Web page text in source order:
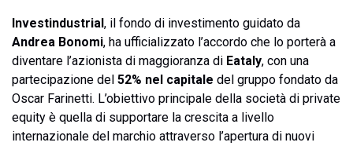
Investindustrial, il fondo di investimento guidato da
Andrea Bonomi, ha ufficializzato l’accordo che lo porterà a
diventare l’azionista di maggioranza di Eataly, con una
partecipazione del 52% nel capitale del gruppo fondato da
Oscar Farinetti. L’obiettivo principale della società di private
equity è quella di supportare la crescita a livello
internazionale del marchio attraverso l’apertura di nuovi